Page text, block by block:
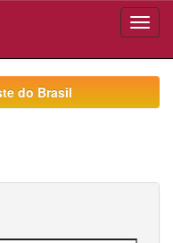
do Brasil